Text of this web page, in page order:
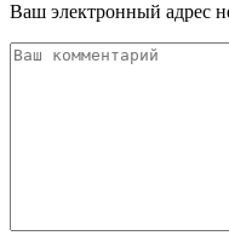
Ваш электронный адрес